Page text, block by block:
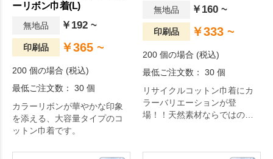
ーリボン巾着(L)
無地品 ￥192 ~
印刷品 ￥365 ~
200 個の場合 (税込)
最低ご注文数： 30 個
カラーリボンが華やかな印象
を添える、大容量タイプのコ
ットン巾着です。
無地品 ￥160 ~
印刷品 ￥333 ~
200 個の場合 (税込)
最低ご注文数： 30 個
リサイクルコットン巾着にカ
ラーバリエーションが登
場！！天然素材ならではの親
に叶えながらも、巾着の利便